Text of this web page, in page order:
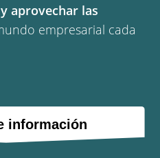
aprovechar las
empresarial cada
información